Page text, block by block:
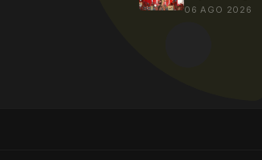
06 AGO 2026